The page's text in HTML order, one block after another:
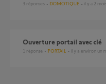
3 réponses DOMOTIQUE il y a 2
Ouverture portail avec clé
1 réponse PORTAIL il y a environ un